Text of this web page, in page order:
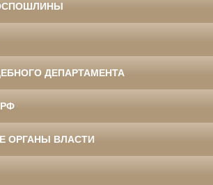
ДЕПАРТАМЕНТА
ОРГАНЫ ВЛАСТИ